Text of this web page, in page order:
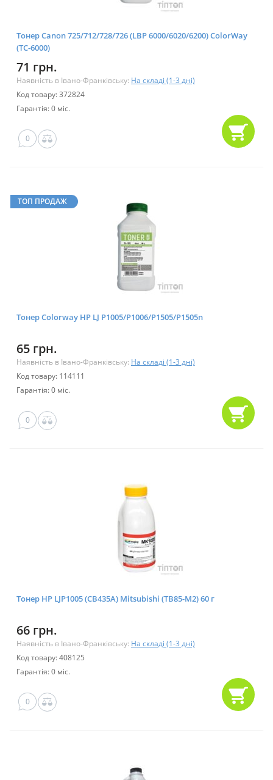
Тонер Canon 725/712/728/726 (LBP 6000/6020/6200) ColorWay
(TС-6000)
71 грн.
Наявність в Івано-Франківську: На складі (1-3 дні)
Код товару: 372824
Гарантія: 0 міс.
0
ТОП ПРОДАЖ
Тонер Colorway HP LJ P1005/P1006/P1505/P1505n
65 грн.
Наявність в Івано-Франківську: На складі (1-3 дні)
Код товару: 114111
Гарантія: 0 міс.
0
Тонер HP LJP1005 (CB435A) Mitsubishi (TB85-M2) 60 г
66 грн.
Наявність в Івано-Франківську: На складі (1-3 дні)
Код товару: 408125
Гарантія: 0 міс.
0